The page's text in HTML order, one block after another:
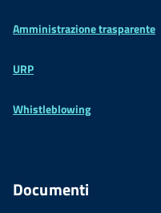
Amministrazione trasparente
URP
Whistleblowing
Documenti